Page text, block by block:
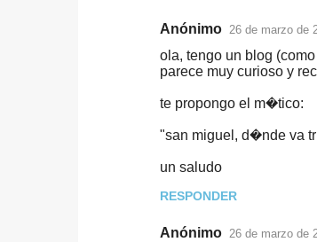
Anónimo 26 de marzo de
ola, tengo un blog
parece muy curioso y
te propongo el m�tico:
"san miguel, d�nde va
un saludo
RESPONDER
Anónimo 26 de marzo de